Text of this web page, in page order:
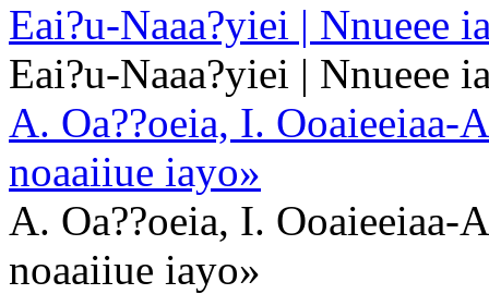
Eai?u-Naaa?yiei | Nnueee
Eai?u-Naaa?yiei | Nnueee
A. Oa??oeia, I. Ooaieeiaa-
noaaiiue iayo»
A. Oa??oeia, I. Ooaieeiaa-
noaaiiue iayo»